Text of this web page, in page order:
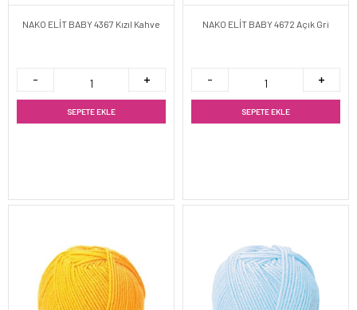
NAKO ELİT BABY 4367 Kızıl Kahve
SEPETE EKLE
NAKO ELİT BABY 4672 Açık Gri
SEPETE EKLE